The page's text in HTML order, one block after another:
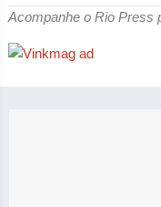
Acompanhe o Rio Press